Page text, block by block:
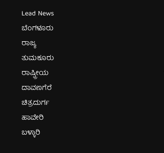
Lead News
ಬೆಂಗಳೂರು
ರಾಜ್ಯ
ತುಮಕೂರು
ರಾಷ್ಟ್ರೀಯ
ದಾವಣಗೆರೆ
ಚಿತ್ರದುರ್ಗ
ಹಾವೇರಿ
ಬಳ್ಳಾರಿ